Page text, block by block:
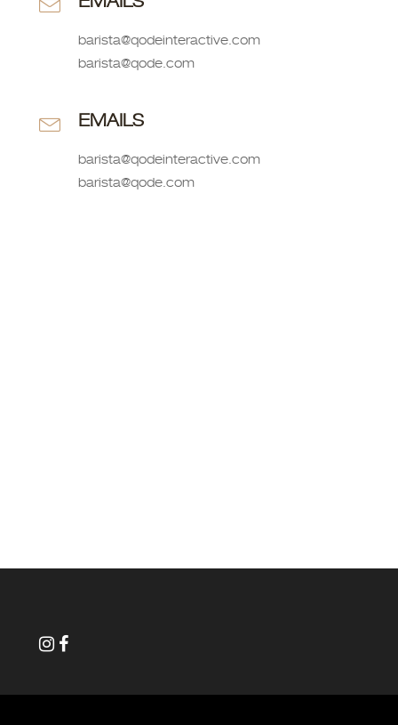
barista@qodeinteractive.com
barista@qode.com
EMAILS
barista@qodeinteractive.com
barista@qode.com